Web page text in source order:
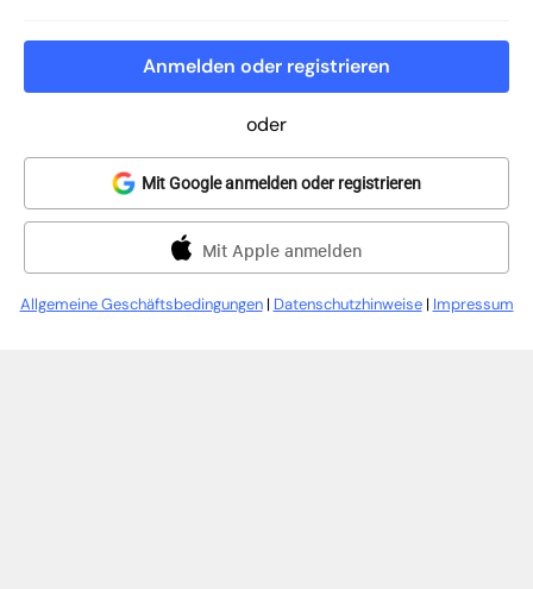
Anmelden oder registrieren
oder
Mit Google anmelden oder registrieren
Mit Apple anmelden
Allgemeine Geschäftsbedingungen| Datenschutzhinweise| Impressum